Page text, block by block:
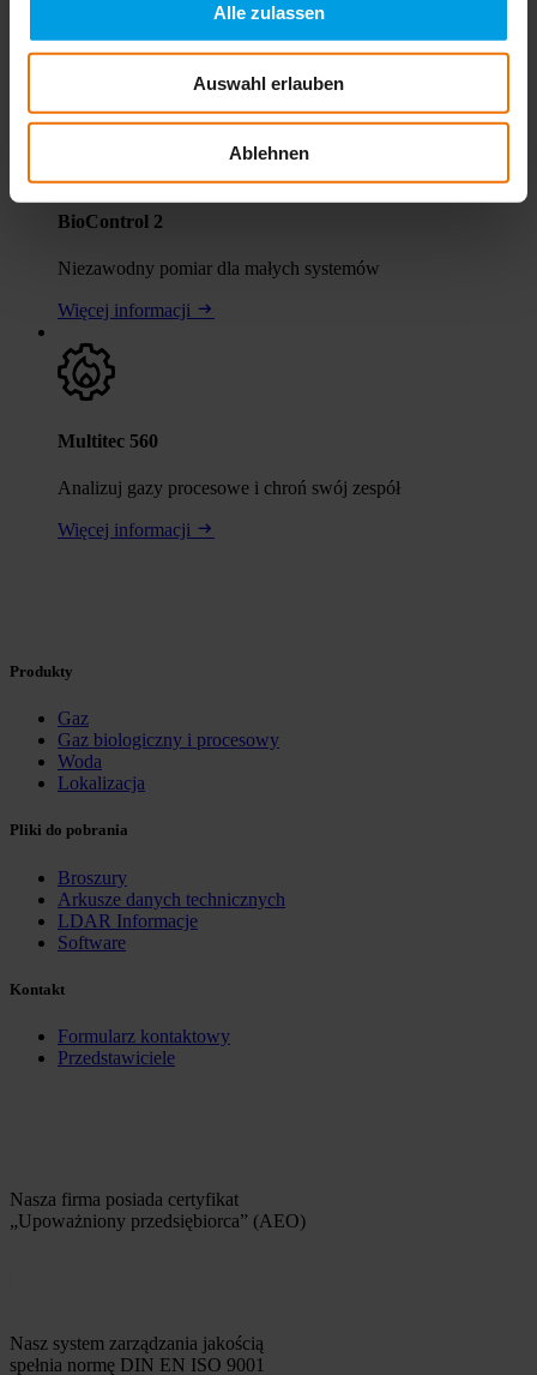
Alle zulassen
Auswahl erlauben
Ablehnen
Detektor wielogazowy z rozszerzonym zakresem
pomiarowym H2S
Więcej informacji
BioControl 2
Niezawodny pomiar dla małych systemów
Więcej informacji
Multitec 560
Analizuj gazy procesowe i chroń swój zespół
Więcej informacji
Produkty
Gaz
Gaz biologiczny i procesowy
Woda
Lokalizacja
Pliki do pobrania
Broszury
Arkusze danych technicznych
LDAR Informacje
Software
Kontakt
Formularz kontaktowy
Przedstawiciele
Nasza firma posiada certyfikat
„Upoważniony przedsiębiorca” (AEO)
Nasz system zarządzania jakością
spełnia normę DIN EN ISO 9001